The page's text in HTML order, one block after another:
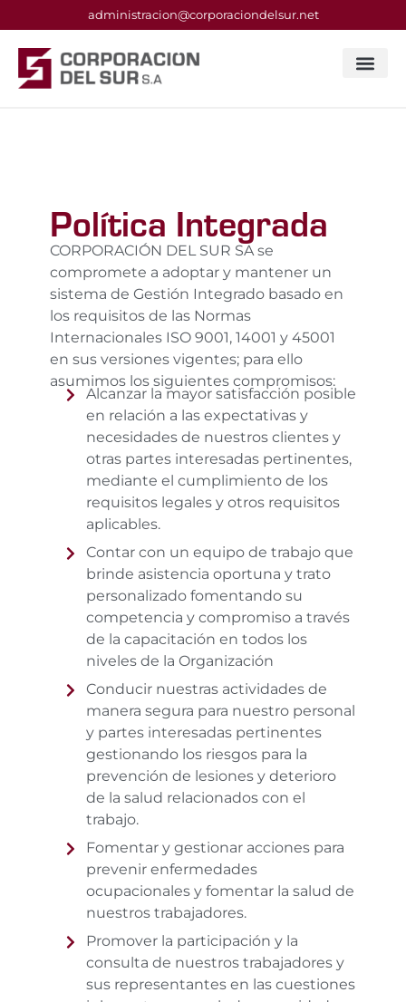
administracion@corporaciondelsur.net
Política Integrada
CORPORACIÓN DEL SUR SA se
compromete a adoptar y mantener un
sistema de Gestión Integrado basado en
los requisitos de las Normas
Internacionales ISO 9001, 14001 y 45001
en sus versiones vigentes; para ello
asumimos los siguientes compromisos:
Alcanzar la mayor satisfacción posible
en relación a las expectativas y
necesidades de nuestros clientes y
otras partes interesadas pertinentes,
mediante el cumplimiento de los
requisitos legales y otros requisitos
aplicables.
Contar con un equipo de trabajo que
brinde asistencia oportuna y trato
personalizado fomentando su
competencia y compromiso a través
de la capacitación en todos los
niveles de la Organización
Conducir nuestras actividades de
manera segura para nuestro personal
y partes interesadas pertinentes
gestionando los riesgos para la
prevención de lesiones y deterioro
de la salud relacionados con el
trabajo.
Fomentar y gestionar acciones para
prevenir enfermedades
ocupacionales y fomentar la salud de
nuestros trabajadores.
Promover la participación y la
consulta de nuestros trabajadores y
sus representantes en las cuestiones